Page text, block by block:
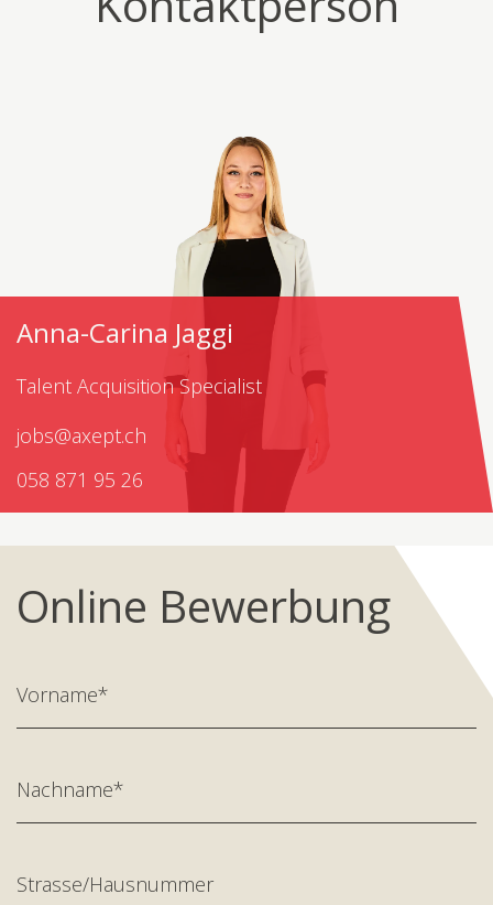
Anna-Carina Jaggi
Talent Acquisition Specialist
jobs@axept.ch
058 871 95 26
Online Bewerbung